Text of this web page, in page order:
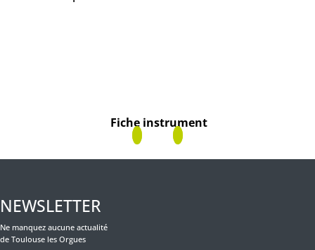
Fiche instrument
NEWSLETTER
Ne manquez aucune actualité
de Toulouse les Orgues